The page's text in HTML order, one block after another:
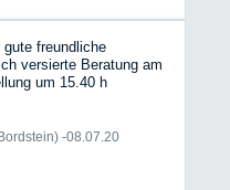
freundliche
versierte Beratung am
um 15.40 h
-08.07.20